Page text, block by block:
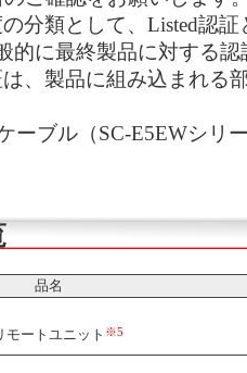
分類として、Listed認
的に最終製品に対する
は、製品に組み込まれる
ーブル（SC-E5EWシリ
品名
モートユニット ※5